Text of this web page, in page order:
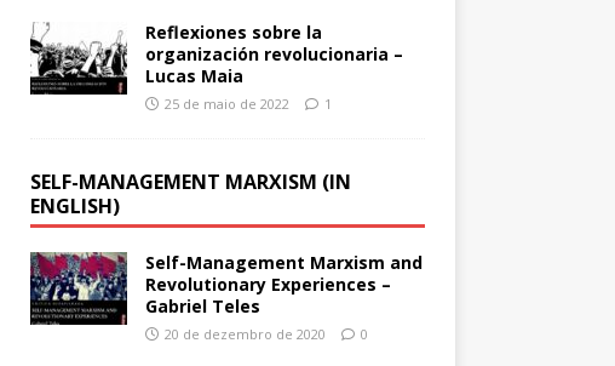
Reflexiones sobre la
organización revolucionaria –
Lucas Maia
25 de maio de 2022 1
SELF-MANAGEMENT MARXISM (IN
ENGLISH)
Self-Management Marxism and
Revolutionary Experiences –
Gabriel Teles
20 de dezembro de 2020 0